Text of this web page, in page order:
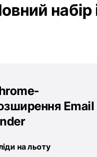
Email
на льоту